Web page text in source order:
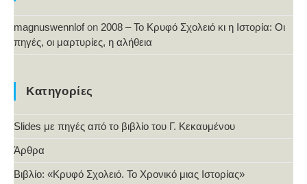
magnuswennlofon 2008 – Το Κρυφό Σχολειό κι η Ιστορία: Οι
πηγές, οι μαρτυρίες, η αλήθεια
Κατηγορίες
Slides με πηγές από το βιβλίο του Γ. Κεκαυμένου
Άρθρα
Βιβλίο: «Κρυφό Σχολειό. Το Χρονικό μιας Ιστορίας»